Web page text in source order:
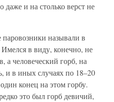
и на столько верст не
называли в
в виду, конечно, не
а человеческий горб, на
и в иных случаях по 18–20
конец на этом горбу.
это был горб девичий,